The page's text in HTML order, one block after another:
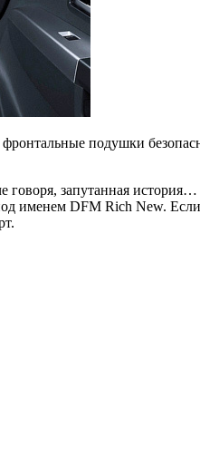
подушки
говоря, запутанная
именем DFM Rich New.